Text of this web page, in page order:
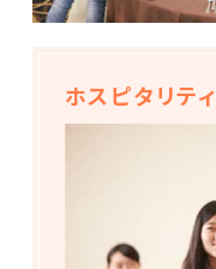
ホスピタリティ